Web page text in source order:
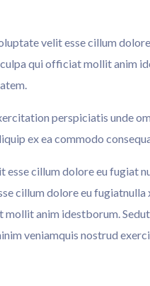
velit esse cillum
qui officiat mollit anim
perspiciatis unde
ex ea commodo
cillum dolore eu fugiat
cillum dolore eu
anim idestborum.
veniamquis nostrud